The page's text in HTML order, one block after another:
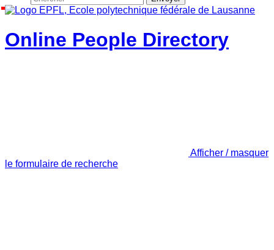
Online People Directory
Afficher / masquer
le formulaire de recherche